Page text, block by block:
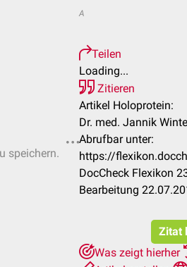
speichern.
A
Teilen
Loading...
Zitieren
Artikel Holoprotein:
Dr. med. Jannik
Abrufbar unter:
https://
DocCheck Flexikon
Bearbeitung
Zitat
Was zeigt hierher